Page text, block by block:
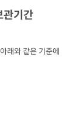
관기간
래와 같은 기준에